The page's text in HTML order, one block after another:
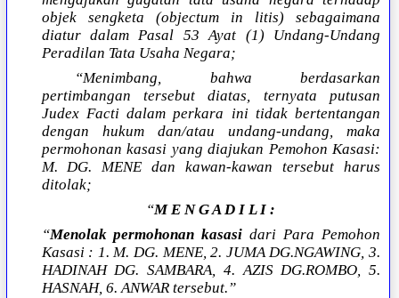
objek sengketa (objectum in litis) sebagaimana
diatur dalam Pasal 53 Ayat (1) Undang-Undang
Peradilan Tata Usaha Negara;
“Menimbang, bahwa berdasarkan
pertimbangan tersebut diatas, ternyata putusan
Judex Facti dalam perkara ini tidak bertentangan
dengan hukum dan/atau undang-undang, maka
permohonan kasasi yang diajukan Pemohon Kasasi:
M. DG. MENE dan kawan-kawan tersebut harus
ditolak;
“M E N G A D I L I :
“Menolak permohonan kasasi dari Para Pemohon
Kasasi : 1. M. DG. MENE, 2. JUMA DG.NGAWING, 3.
HADINAH DG. SAMBARA, 4. AZIS DG.ROMBO, 5.
HASNAH, 6. ANWAR tersebut.”